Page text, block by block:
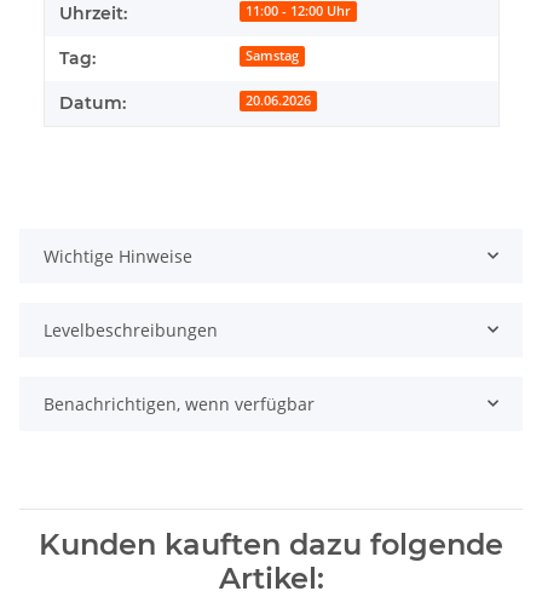
Uhrzeit: 11:00 - 12:00 Uhr
Tag: Samstag
Datum: 20.06.2026
Wichtige Hinweise
Levelbeschreibungen
Benachrichtigen, wenn verfügbar
Kunden kauften dazu folgende
Artikel: